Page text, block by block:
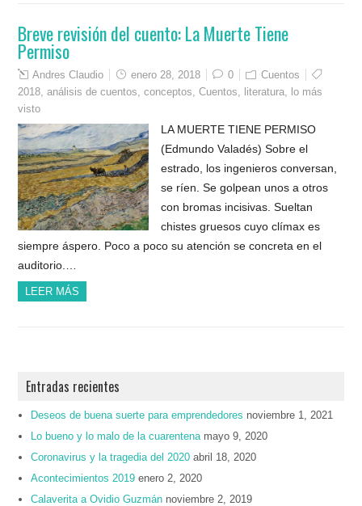
Breve revisión del cuento: La Muerte Tiene
Permiso
Andres Claudio enero 28, 2018 0
Cuentos
2018 ,análisis de cuentos ,conceptos ,Cuentos literatura
lo más
visto
LA MUERTE TIENE PERMISO
(Edmundo Valadés) Sobre el
estrado, los ingenieros conversan,
se ríen. Se golpean unos a otros
con bromas incisivas. Sueltan
chistes gruesos cuyo clímax es
siempre áspero. Poco a poco su atención se concreta en el
auditorio.…
LEER MÁS
Entradas recientes
Deseos de buena suerte para emprendedores noviembre 1, 2021
Lo bueno y lo malo de la cuarentena mayo 9, 2020
Coronavirus y la tragedia del 2020 abril 18, 2020
Acontecimientos 2019 enero 2, 2020
Calaverita a Ovidio Guzmán noviembre 2, 2019